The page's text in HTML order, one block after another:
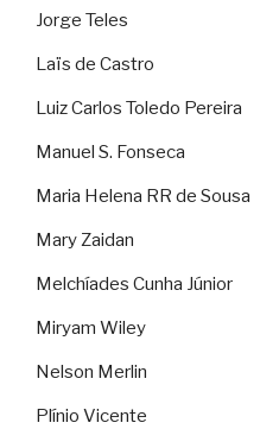
Jorge Teles
Laïs de Castro
Luiz Carlos Toledo Pereira
Manuel S. Fonseca
Maria Helena RR de Sousa
Mary Zaidan
Melchíades Cunha Júnior
Miryam Wiley
Nelson Merlin
Plínio Vicente